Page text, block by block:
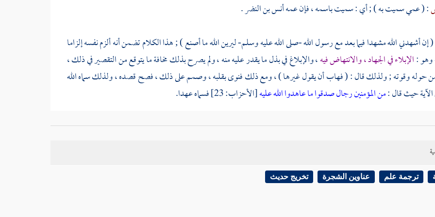
: ( عمي سميت به ) ; أي : سميت باسمه ، فإن عمهأنس بن النضر.
إن أشهدني الله مشهدا فيما بعد مع رسول الله -صلى الله عليه وسلم- ليرين الله ما أصنع ) ; هذا الكلام تضمن أنه ألزم نفسه إلزاما
وهو :الإبلاء في الجهاد ، والانتهاض فيه، والإبلاغ في بذل ما يقدر عليه منه ، ولم يصرح بذلك مخافة ما يتوقع من التقصير في ذلك ،
حوله وقوته ; ولذلك قال : ( فهاب أن يقول غيرها ) ، ومع ذلك فنوى بقلبه ، وصمم على ذلك ، فصح قصده ، ولذلك سماه الله
حيث قال :من المؤمنين رجال صدقوا ما عاهدوا الله عليه[الأحزاب: 23] فسماه عهدا.
وقوله : ( واها لريح الجنة ) ; أي : عجبا منه ، فهي هنا تعجب ، وقد تأتي للترحم ، والتلهف ، والاستهانة .
يكون قاله على معنى التمثيل ; أي : إن القتل دون أحد موجب لدخول الجنة ، ولإدراك ريحها ونعيمها .
ترجمة علم عناوين الشجرة تخريج حديث